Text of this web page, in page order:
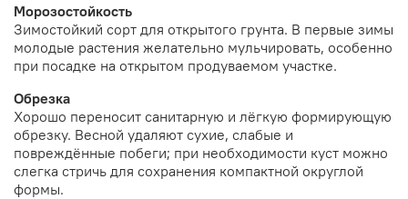
Морозостойкость
Зимостойкий сорт для открытого грунта. В первые зимы
молодые растения желательно мульчировать, особенно
при посадке на открытом продуваемом участке.
Обрезка
Хорошо переносит санитарную и лёгкую формирующую
обрезку. Весной удаляют сухие, слабые и
повреждённые побеги; при необходимости куст можно
слегка стричь для сохранения компактной округлой
формы.